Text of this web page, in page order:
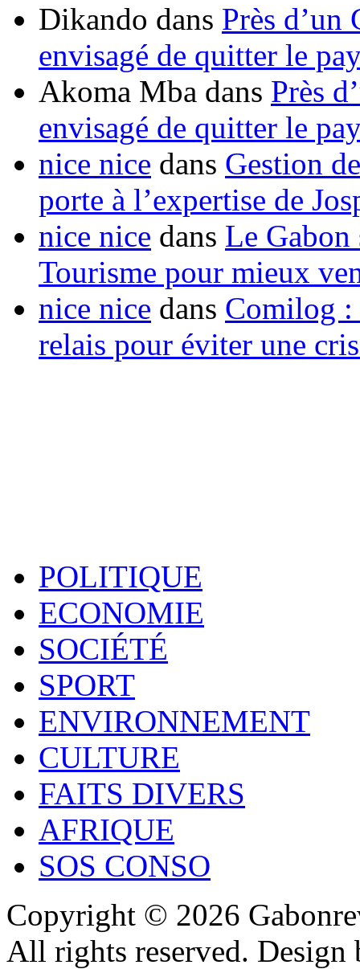
Dikando dans Près d’un
envisagé de quitter le
Akoma Mba dans Près
envisagé de quitter le
nice nice dans Gestion
porte à l’expertise de
nice nice dans Le Gabon
Tourisme pour mieux
nice nice dans Comilog :
relais pour éviter une
POLITIQUE
ECONOMIE
SOCIÉTÉ
SPORT
ENVIRONNEMENT
CULTURE
FAITS DIVERS
AFRIQUE
SOS CONSO
Copyright © 2026
All rights reserved.